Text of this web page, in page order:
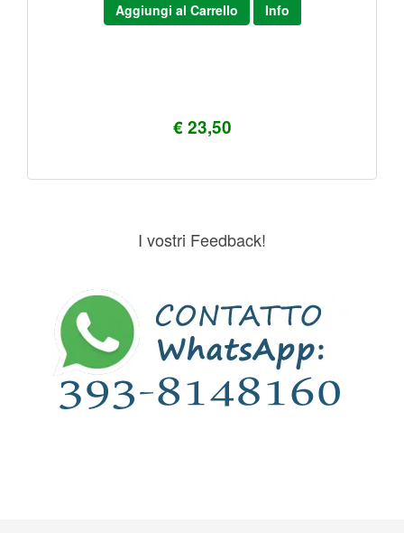
€ 23,50
Aggiungi al Carrello Info
I vostri Feedback!